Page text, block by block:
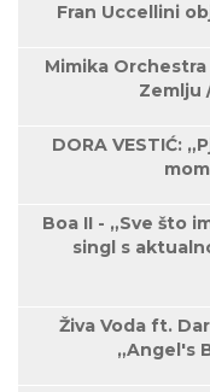
Fran Uccellini
Mimika
Zemlju
DORA VESTIĆ:
Boa II - „Sve što
singl s
Živa Voda ft.
„Angel's